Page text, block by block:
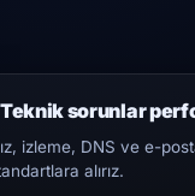
sorunlar
izleme, DNS ve e-
alırız.